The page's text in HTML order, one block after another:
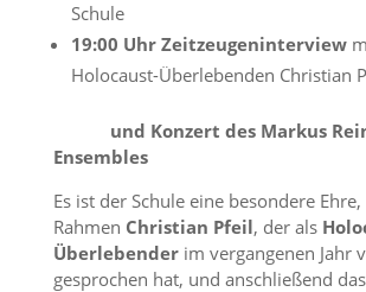
Schule
19:00 Uhr Zeitzeugeninterview
Holocaust-Überlebenden Christian
und Konzert des Markus
Ensembles
Es ist der Schule eine besondere
Rahmen Christian Pfeil, der als
Überlebenderim vergangenen Jahr
gesprochen hat, und anschließend das